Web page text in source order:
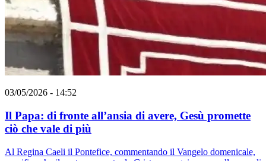
03/05/2026 - 14:52
Il Papa: di fronte all’ansia di avere, Gesù promette
ciò che vale di più
Al Regina Caeli il Pontefice, commentando il Vangelo domenicale,